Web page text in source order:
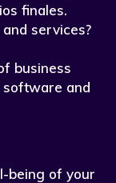
finales.
services?
business
and
being of your